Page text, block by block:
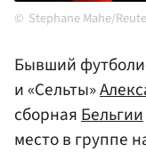
Stephane Mahe/
Бывший
и «Сельты»
сборнаяБельгии
место в группе